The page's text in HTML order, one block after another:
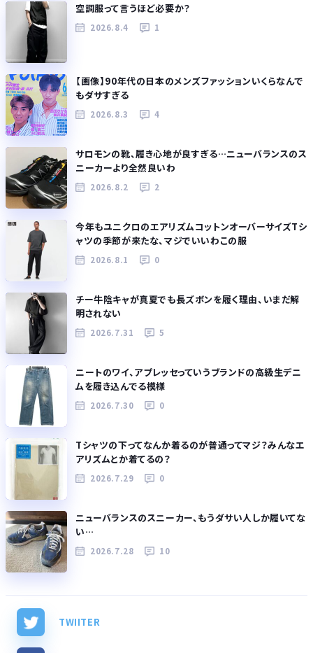
空調服って言うほど必要か？
2026.8.4 1
【画像】90年代の日本のメンズファッションいくらなんで
もダサすぎる
2026.8.3 4
サロモンの靴、履き心地が良すぎる…ニューバランスのス
ニーカーより全然良いわ
2026.8.2 2
今年もユニクロのエアリズムコットンオーバーサイズTシ
ャツの季節が来たな、マジでいいわこの服
2026.8.1 0
チー牛陰キャが真夏でも長ズボンを履く理由、いまだ解
明されない
2026.7.31 5
ニートのワイ、アプレッセっていうブランドの高級生デニ
ムを履き込んでる模様
2026.7.30 0
Tシャツの下ってなんか着るのが普通ってマジ？みんなエ
アリズムとか着てるの？
2026.7.29 0
ニューバランスのスニーカー、もうダサい人しか履いてな
い…
2026.7.28 10
TWIITER